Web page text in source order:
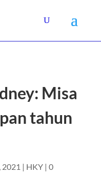
Misa
tahun
2021 | HKY| 0